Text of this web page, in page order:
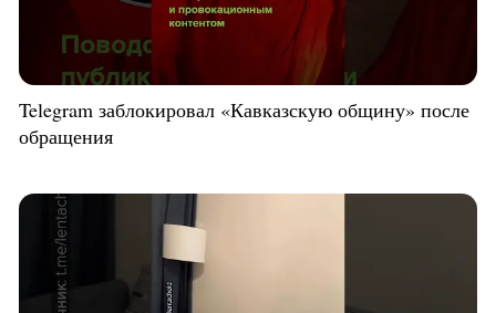
Telegram заблокировал «Кавказскую общину» после
обращения